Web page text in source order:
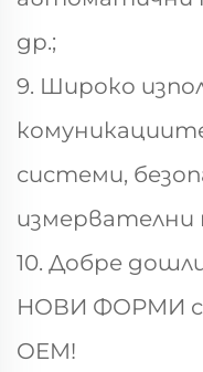
др.;
9. Широко
системи,
измервателни
10. Добре
НОВИ ФОРМИ с
OEM!